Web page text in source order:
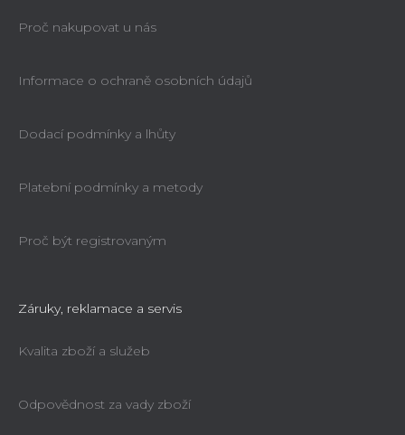
Proč nakupovat u nás
Informace o ochraně osobních údajů
Dodací podmínky a lhůty
Platební podmínky a metody
Proč být registrovaným
Záruky, reklamace a servis
Kvalita zboží a služeb
Odpovědnost za vady zboží